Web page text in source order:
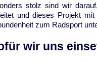
stolz sind wir
und dieses Projekt
zum Radsport
wir uns